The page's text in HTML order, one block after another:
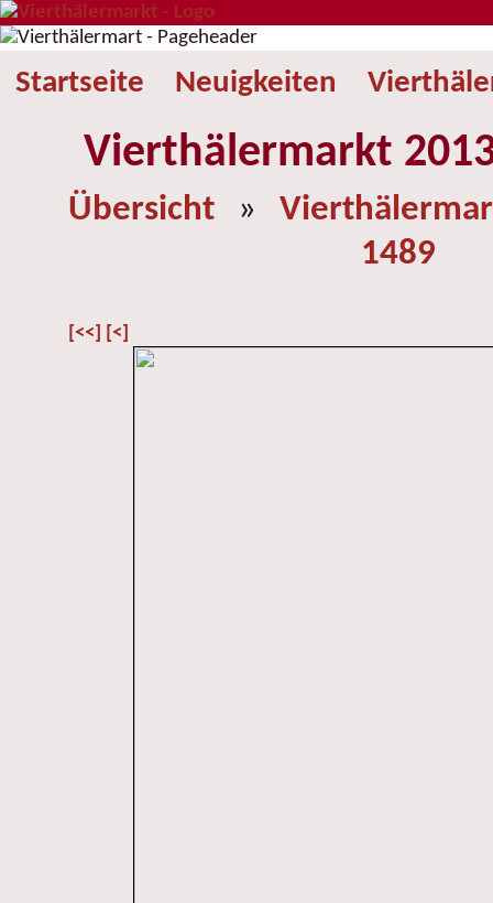
Startseite Neuigkeiten
Vierthälermarkt
Übersicht »
1489
[<<] [<]